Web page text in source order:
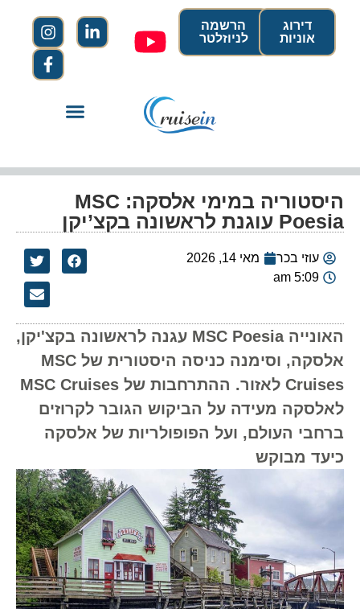
הרשמה
לניוזלטר
דירוג
אוניות
היסטוריה במימי אלסקה: MSC
Poesia עוגנת לראשונה בקצ’יקן
עוזי בכר
מאי 14, 2026
5:09 am
האונייה MSC Poesia עגנה לראשונה בקצ'יקן,
אלסקה, וסימנה כניסה היסטורית של MSC
Cruises לאזור. ההתרחבות של MSC Cruises
לאלסקה מעידה על הביקוש הגובר לקרוזים
ברחבי העולם, ועל הפופולריות של אלסקה
כיעד מבוקש